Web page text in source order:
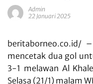
Admin
22 Januari 2025
beritaborneo.co.id/ –
mencetak dua gol
3-1 melawan Al
Selasa (21/1) malam